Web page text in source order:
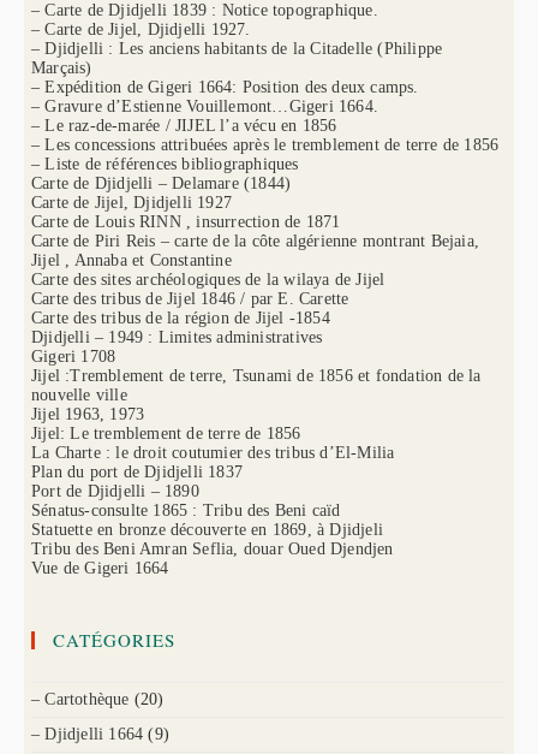
– Carte de Djidjelli 1839 : Notice topographique.
– Carte de Jijel, Djidjelli 1927.
– Djidjelli : Les anciens habitants de la Citadelle (Philippe
Marçais)
– Expédition de Gigeri 1664: Position des deux camps.
– Gravure d’Estienne Vouillemont…Gigeri 1664.
– Le raz-de-marée / JIJEL l’a vécu en 1856
– Les concessions attribuées après le tremblement de terre de 1856
– Liste de références bibliographiques
Carte de Djidjelli – Delamare (1844)
Carte de Jijel, Djidjelli 1927
Carte de Louis RINN , insurrection de 1871
Carte de Piri Reis – carte de la côte algérienne montrant Bejaia,
Jijel , Annaba et Constantine
Carte des sites archéologiques de la wilaya de Jijel
Carte des tribus de Jijel 1846 / par E. Carette
Carte des tribus de la région de Jijel -1854
Djidjelli – 1949 : Limites administratives
Gigeri 1708
Jijel :Tremblement de terre, Tsunami de 1856 et fondation de la
nouvelle ville
Jijel 1963, 1973
Jijel: Le tremblement de terre de 1856
La Charte : le droit coutumier des tribus d’El-Milia
Plan du port de Djidjelli 1837
Port de Djidjelli – 1890
Sénatus-consulte 1865 : Tribu des Beni caïd
Statuette en bronze découverte en 1869, à Djidjeli
Tribu des Beni Amran Seflia, douar Oued Djendjen
Vue de Gigeri 1664
CATÉGORIES
– Cartothèque (20)
– Djidjelli 1664 (9)